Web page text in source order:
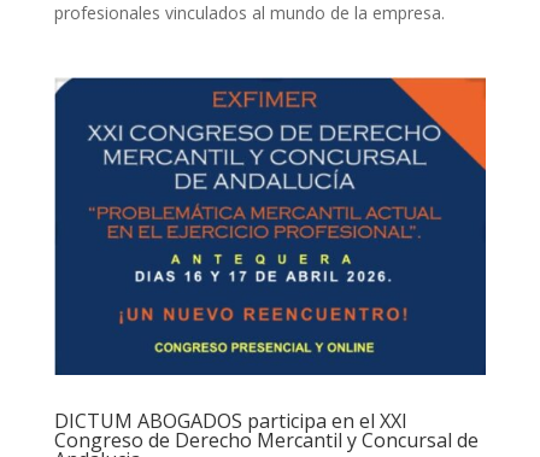
profesionales vinculados al mundo de la empresa.
DICTUM ABOGADOS participa en el XXI
Congreso de Derecho Mercantil y Concursal de